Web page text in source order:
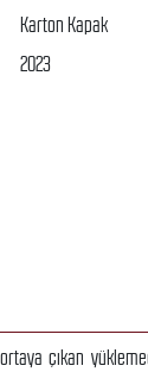
Karton Kapak
2023
çıkan